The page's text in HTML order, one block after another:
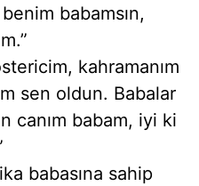
babamsın,
kahramanım
sen oldun. Babalar
canım babam, iyi ki
babasına sahip